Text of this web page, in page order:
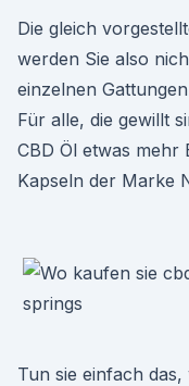
Die gleich
werden Sie also
einzelnen
Für alle, die gewillt
CBD Öl etwas mehr
Kapseln der Marke
Tun sie einfach